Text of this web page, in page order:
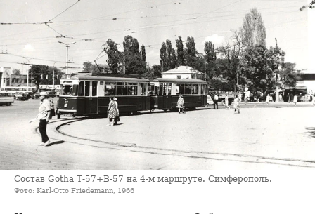
Состав Gotha Т-57+В-57 на 4-м маршруте. Симферополь.
Фото: Karl-Otto Friedemann, 1966